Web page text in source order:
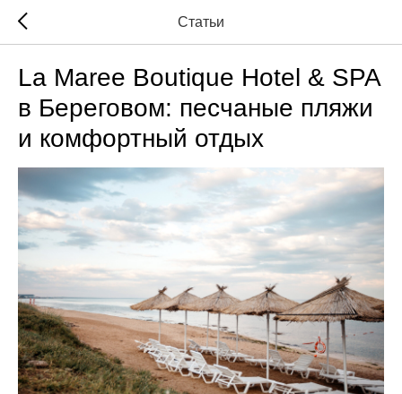
Статьи
La Maree Boutique Hotel & SPA
в Береговом: песчаные пляжи
и комфортный отдых